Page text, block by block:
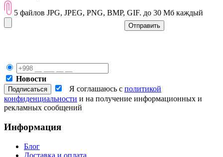
5 файлов JPG, JPEG, PNG, BMP, GIF. до 30 Мб каждый
Отправить
Новости
Я соглашаюсь с политикой
конфиденциальности и на получение информационных и
рекламных сообщений
Информация
Блог
Доставка и оплата